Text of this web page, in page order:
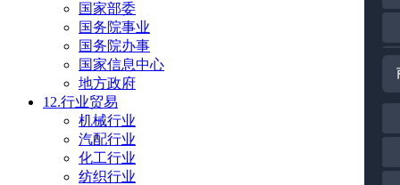
国家部委
国务院事业
国务院办事
国家信息中心
地方政府
12.行业贸易
机械行业
汽配行业
化工行业
纺织行业